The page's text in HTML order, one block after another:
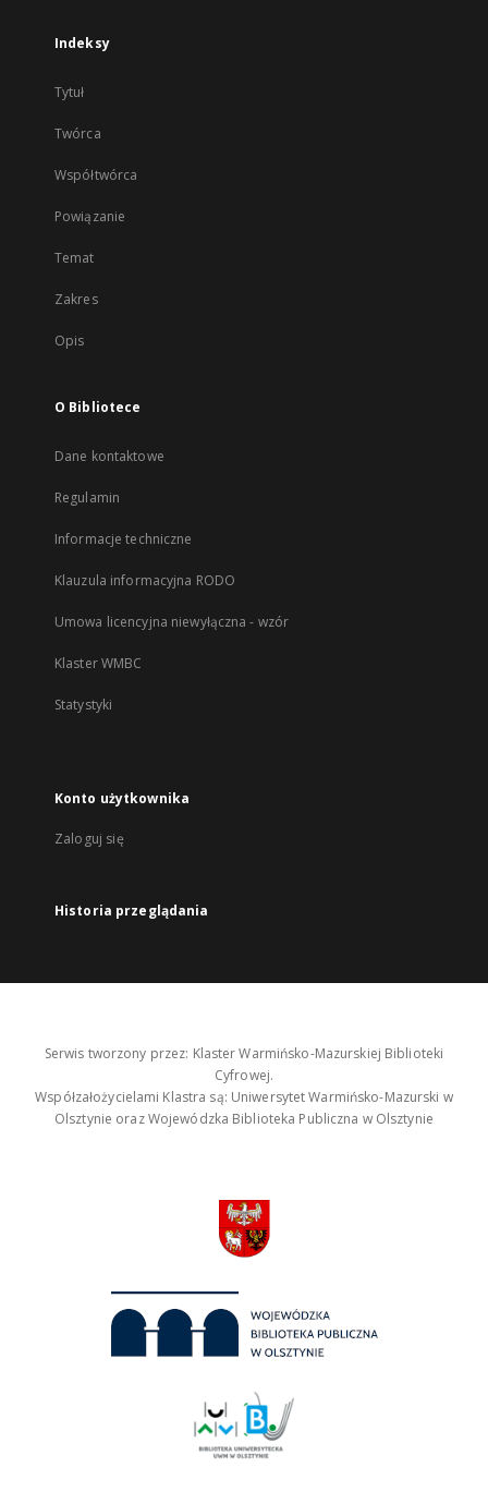
Indeksy
Tytuł
Twórca
Współtwórca
Powiązanie
Temat
Zakres
Opis
O Bibliotece
Dane kontaktowe
Regulamin
Informacje techniczne
Klauzula informacyjna RODO
Umowa licencyjna niewyłączna - wzór
Klaster WMBC
Statystyki
Konto użytkownika
Zaloguj się
Historia przeglądania
Serwis tworzony przez: Klaster Warmińsko-Mazurskiej Biblioteki
Cyfrowej.
Współzałożycielami Klastra są: Uniwersytet Warmińsko-Mazurski w
Olsztynie oraz Wojewódzka Biblioteka Publiczna w Olsztynie